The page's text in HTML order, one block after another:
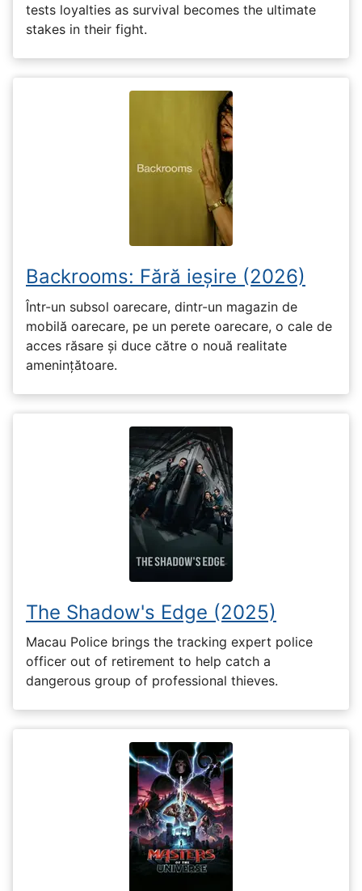
tests loyalties as survival becomes the ultimate
stakes in their fight.
Backrooms: Fără ieșire (2026)
Într-un subsol oarecare, dintr-un magazin de
mobilă oarecare, pe un perete oarecare, o cale de
acces răsare și duce către o nouă realitate
amenințătoare.
The Shadow's Edge (2025)
Macau Police brings the tracking expert police
officer out of retirement to help catch a
dangerous group of professional thieves.